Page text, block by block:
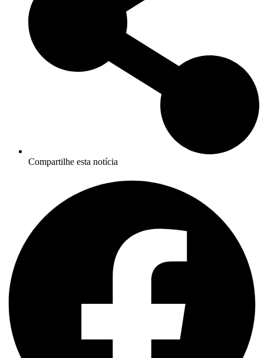
Compartilhe esta notícia